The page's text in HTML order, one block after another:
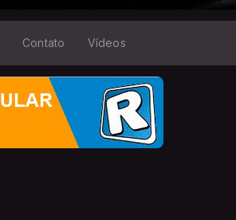
Contato Vídeos